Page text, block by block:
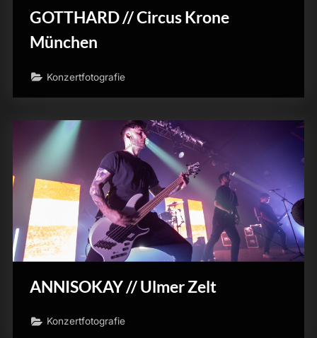
GOTTHARD // Circus Krone
München
Konzertfotografie
ANNISOKAY // Ulmer Zelt
Konzertfotografie